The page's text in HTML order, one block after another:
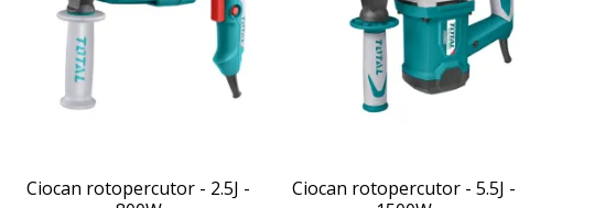
Ciocan rotopercutor - 2.5J -
Ciocan rotopercutor - 5.5J -